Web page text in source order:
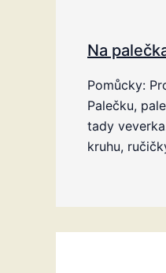
Na
Pomůcky:
Palečku,
tady
kruhu,